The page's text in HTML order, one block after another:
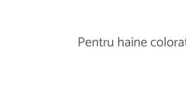
Pentru haine